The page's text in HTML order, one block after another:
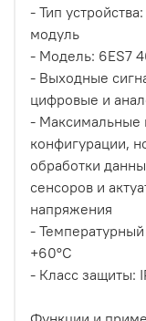
- Тип
модуль
- Модель: 6ES7
- Выходные
цифровые и
- Максимальные
конфигурации,
обработки
сенсоров и
напряжения
-
+60°C
- Класс защиты: